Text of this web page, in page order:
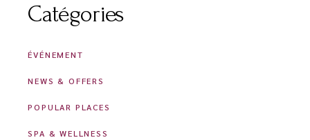
Catégories
ÉVÉNEMENT
NEWS & OFFERS
POPULAR PLACES
SPA & WELLNESS